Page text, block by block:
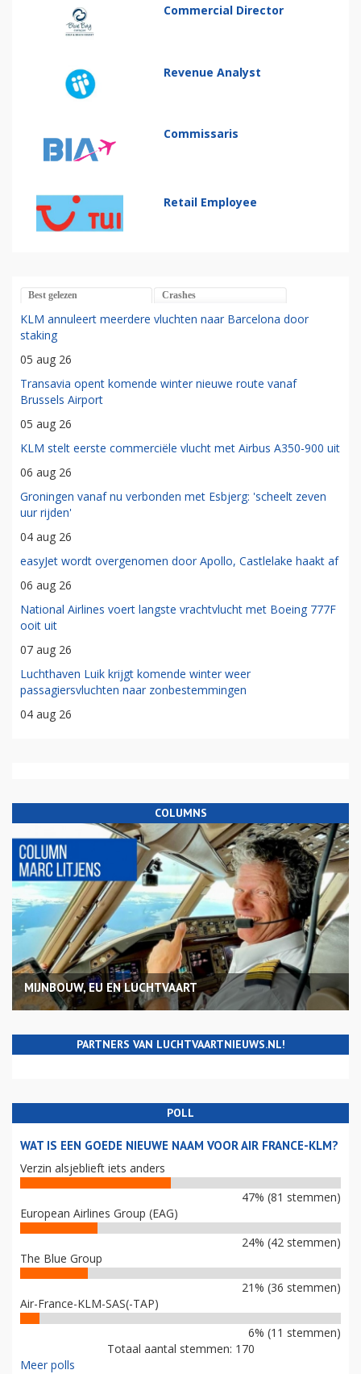
Commercial Director
Revenue Analyst
Commissaris
Retail Employee
Best gelezen Crashes
KLM annuleert meerdere vluchten naar Barcelona door
staking
05 aug 26
Transavia opent komende winter nieuwe route vanaf
Brussels Airport
05 aug 26
KLM stelt eerste commerciële vlucht met Airbus A350-900 uit
06 aug 26
Groningen vanaf nu verbonden met Esbjerg: 'scheelt zeven
uur rijden'
04 aug 26
easyJet wordt overgenomen door Apollo, Castlelake haakt af
06 aug 26
National Airlines voert langste vrachtvlucht met Boeing 777F
ooit uit
07 aug 26
Luchthaven Luik krijgt komende winter weer
passagiersvluchten naar zonbestemmingen
04 aug 26
COLUMNS
MIJNBOUW, EU EN LUCHTVAART
PARTNERS VAN LUCHTVAARTNIEUWS.NL!
POLL
WAT IS EEN GOEDE NIEUWE NAAM VOOR AIR FRANCE-KLM?
Verzin alsjeblieft iets anders
47% (81 stemmen)
European Airlines Group (EAG)
24% (42 stemmen)
The Blue Group
21% (36 stemmen)
Air-France-KLM-SAS(-TAP)
6% (11 stemmen)
Totaal aantal stemmen: 170
Meer polls